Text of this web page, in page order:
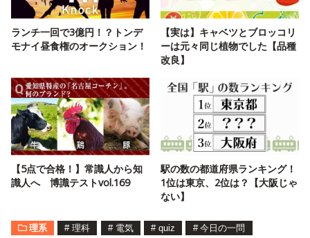
ランチ一回で3億円！？トンデ
モナイ昼食権のオークション！
【実は】キャベツとブロッコリ
ーは元々同じ植物でした【品種
改良】
【5点で合格！】常識人から知
識人へ 博識テストvol.169
駅の数の都道府県ランキング！
1位は東京、2位は？【大阪じゃ
ない】
理系 # 理科 # 電気 # quiz # 今日の一問